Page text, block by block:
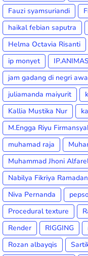
Fauzi syamsuriandi
haikal febian saputra
Helma Octavia Risanti
ip monyet
jam gadang di negri
juliamanda maiyurit
Kallia Mustika Nur
M.Engga Riyu
muhamad raja
Muhammad Jhoni
Nabilya Fikriya
Niva Pernanda
Procedural texture
Render
RIGGING
Rozan albayqis